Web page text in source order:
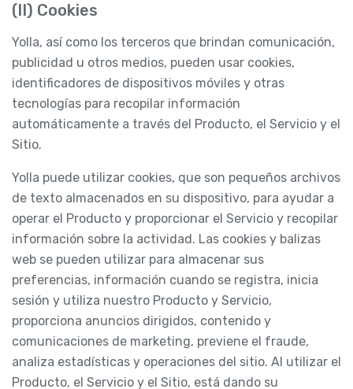
(II) Cookies
Yolla, así como los terceros que brindan comunicación,
publicidad u otros medios, pueden usar cookies,
identificadores de dispositivos móviles y otras
tecnologías para recopilar información
automáticamente a través del Producto, el Servicio y el
Sitio.
Yolla puede utilizar cookies, que son pequeños archivos
de texto almacenados en su dispositivo, para ayudar a
operar el Producto y proporcionar el Servicio y recopilar
información sobre la actividad. Las cookies y balizas
web se pueden utilizar para almacenar sus
preferencias, información cuando se registra, inicia
sesión y utiliza nuestro Producto y Servicio,
proporciona anuncios dirigidos, contenido y
comunicaciones de marketing, previene el fraude,
analiza estadísticas y operaciones del sitio. Al utilizar el
Producto, el Servicio y el Sitio, está dando su